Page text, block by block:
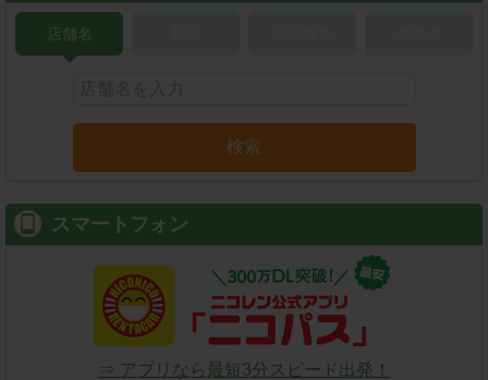
店舗名
検索
スマートフォン
⇒ アプリなら最短3分スピード出発！